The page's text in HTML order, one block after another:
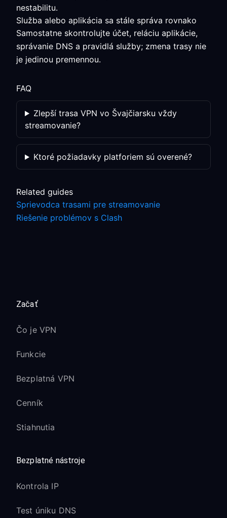
nestabilitu.
Služba alebo aplikácia sa stále správa rovnako
Samostatne skontrolujte účet, reláciu aplikácie,
správanie DNS a pravidlá služby; zmena trasy nie
je jedinou premennou.
FAQ
Zlepší trasa VPN vo Švajčiarsku vždy
streamovanie?
Ktoré požiadavky platforiem sú overené?
Related guides
Sprievodca trasami pre streamovanie
Riešenie problémov s Clash
Začať
Čo je VPN
Funkcie
Bezplatná VPN
Cenník
Stiahnutia
Bezplatné nástroje
Kontrola IP
Test úniku DNS